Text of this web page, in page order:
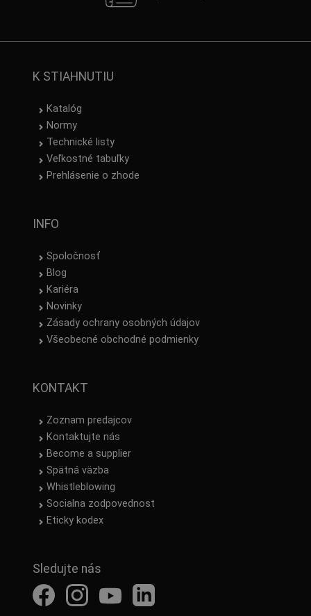
K STIAHNUTIU
Katalóg
Normy
Technické listy
Veľkostné tabuľky
Prehlásenie o zhode
INFO
Spoločnosť
Blog
Kariéra
Novinky
Zásady ochrany osobných údajov
Všeobecné obchodné podmienky
KONTAKT
Zoznam predajcov
Kontaktujte nás
Become a supplier
Spätná väzba
Whistleblowing
Socialna zodpovednost
Eticky kodex
Sledujte nás